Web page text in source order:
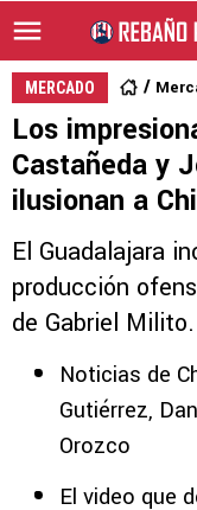
MERCADO
Los
Castañeda y
ilusionan a
El Guadalajara
producción
de Gabriel Milito.
Noticias de
Gutiérrez,
Orozco
El video que